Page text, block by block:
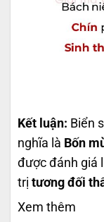
Kết luận: Biển
nghĩa là Bốn
được đánh giá
trị tương đối
Xem thêm